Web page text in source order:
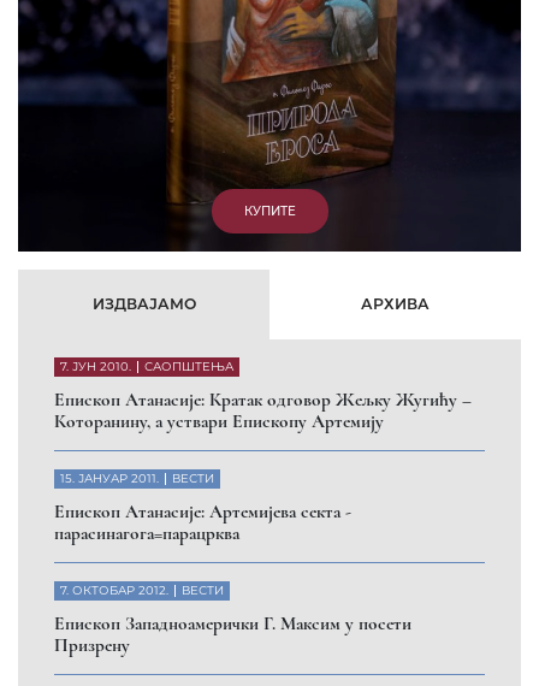
КУПИТЕ
ИЗДВАЈАМО АРХИВА
7. ЈУН 2010. САОПШТЕЊА
Eпископ Атанасије: Кратак одговор Жељку Жугићу –
Которанину, а уствари Епископу Артемију
15. ЈАНУАР 2011. ВЕСТИ
Eпископ Атанасије: Артемијева секта -
парасинагога=парацрква
7. ОКТОБАР 2012. ВЕСТИ
Eпископ Западноамерички Г. Максим у посети
Призрену